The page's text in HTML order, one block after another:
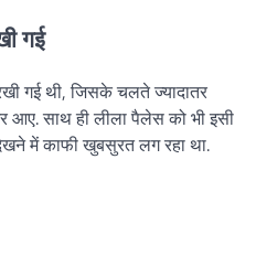
गई
गई थी, जिसके चलते ज्यादातर
साथ ही लीला पैलेस को भी इसी
में काफी खुबसुरत लग रहा था.